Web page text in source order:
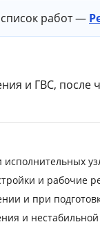
работ —
и ГВС, после
исполнительных
и рабочие
и при
и